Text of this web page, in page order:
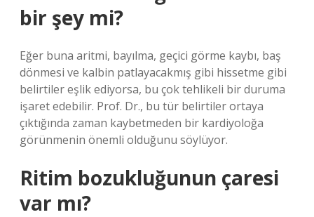
bir şey mi?
Eğer buna aritmi, bayılma, geçici görme kaybı, baş
dönmesi ve kalbin patlayacakmış gibi hissetme gibi
belirtiler eşlik ediyorsa, bu çok tehlikeli bir duruma
işaret edebilir. Prof. Dr., bu tür belirtiler ortaya
çıktığında zaman kaybetmeden bir kardiyoloğa
görünmenin önemli olduğunu söylüyor.
Ritim bozukluğunun çaresi
var mı?